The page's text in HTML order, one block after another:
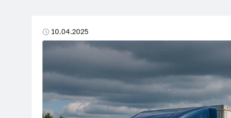
10.04.2025